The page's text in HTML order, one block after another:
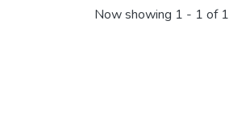
Now showing 1 - 1 of 1